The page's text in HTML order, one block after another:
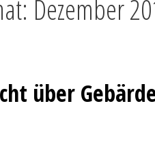
Dezember
über